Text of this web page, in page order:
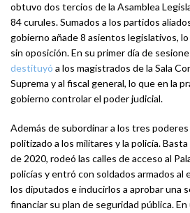
obtuvo dos tercios de la Asamblea
84 curules. Sumados a los partidos
gobierno añade 8 asientos legislativos,
sin oposición. En su primer día de
destituyó a los magistrados de la Sala
Suprema y al fiscal general, lo que en la
gobierno controlar el poder judicial.
Además de subordinar a los tres
politizado a los militares y la policía.
de 2020, rodeó las calles de acceso al
policías y entró con soldados armados al
los diputados e inducirlos a aprobar una
financiar su plan de seguridad pública.